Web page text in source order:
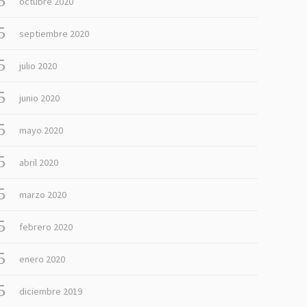
septiembre 2020
julio 2020
junio 2020
mayo 2020
abril 2020
marzo 2020
febrero 2020
enero 2020
diciembre 2019